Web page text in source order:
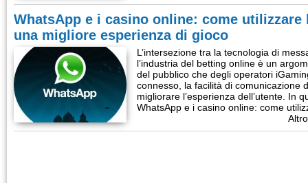
WhatsApp e i casino online: come utilizzare
una migliore esperienza di gioco
L’intersezione tra la tecnologia di
l’industria del betting online è un
del pubblico che degli operatori
connesso, la facilità di comunicazione
migliorare l’esperienza dell’utente. In
WhatsApp e i casino online: come